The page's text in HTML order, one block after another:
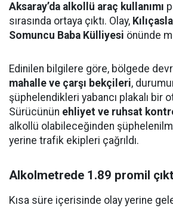
Aksaray’da alkollü araç kullanımı
sırasında ortaya çıktı. Olay,
Somuncu Baba Külliyesi önünde
Edinilen bilgilere göre, bölgede
mahalle ve çarşı bekçileri,
şüphelendikleri yabancı plakalı bir
Sürücünün ehliyet ve ruhsat
alkollü olabileceğinden
yerine trafik ekipleri çağrıldı.
Alkolmetrede 1.89 promil
Kısa süre içerisinde olay yerine